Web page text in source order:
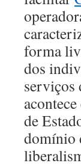
forma
dos
serviços
de
domínio